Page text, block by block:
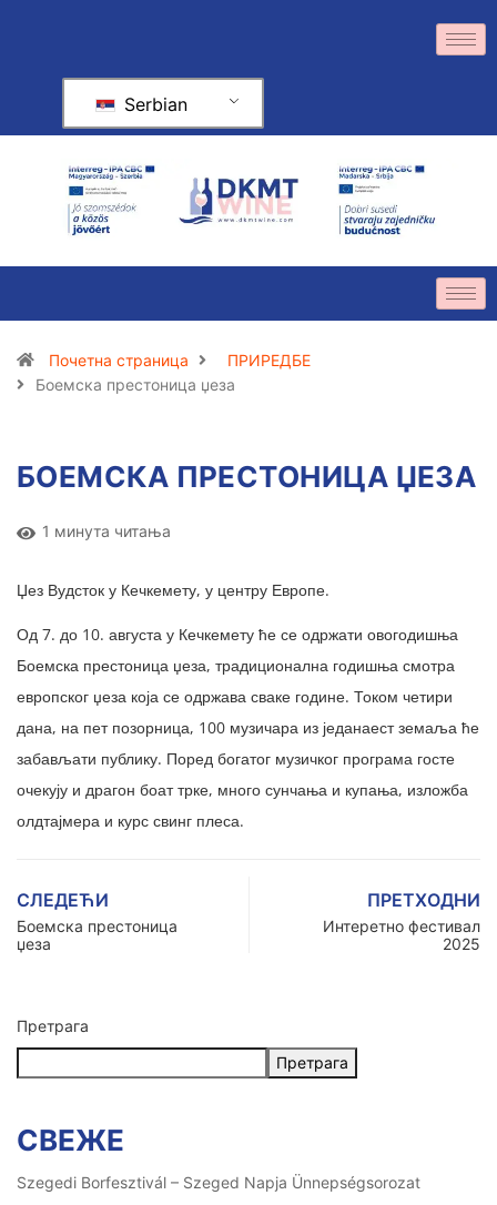
Serbian
Почетна страница
ПРИРЕДБЕ
Боемска престоница џеза
БОЕМСКА ПРЕСТОНИЦА ЏЕЗА
1 минута читања
Џез Вудсток у Кечкемету, у центру Европе.
Од 7. до 10. августа у Кечкемету ће се одржати овогодишња
Боемска престоница џеза, традиционална годишња смотра
европског џеза која се одржава сваке године. Током четири
дана, на пет позорница, 100 музичара из једанаест земаља ће
забављати публику. Поред богатог музичког програма госте
очекују и драгон боат трке, много сунчања и купања, изложба
олдтајмера и курс свинг плеса.
СЛЕДЕЋИ
Боемска престоница
џеза
ПРЕТХОДНИ
Интеретно фестивал
2025
Претрага
Претрага
СВЕЖЕ
Szegedi Borfesztivál – Szeged Napja Ünnepségsorozat